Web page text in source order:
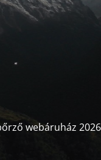
webáruház 2026